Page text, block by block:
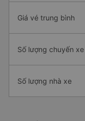
Giá vé trung bình
Số lượng chuyến xe
Số lượng nhà xe